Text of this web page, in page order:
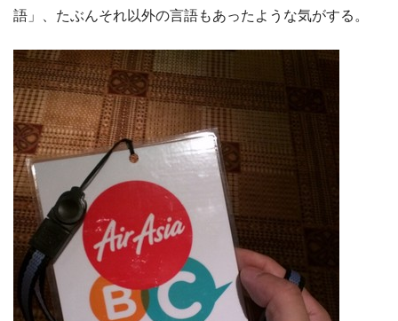
語」、たぶんそれ以外の言語もあったような気がする。